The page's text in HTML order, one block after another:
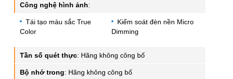
Công nghệ hình ảnh:
Tái tạo màu sắc True
Color
Kiểm soát đèn nền Micro
Dimming
Tần số quét thực: Hãng không công bố
Bộ nhớ trong: Hãng không công bố